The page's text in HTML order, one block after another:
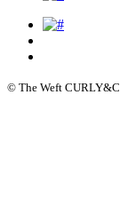
© The Weft